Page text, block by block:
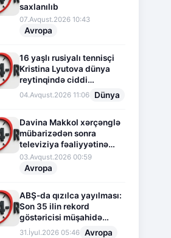
saxlanılıb
07.Avqust.2026 10:43
Avropa
16 yaşlı rusiyalı tennisçi
Kristina Lyutova dünya
reytinqində ciddi
irəliləyişə imza atdı
04.Avqust.2026 11:06 Dünya
Davina Makkol xərçənglə
mübarizədən sonra
televiziya fəaliyyətinə
fasilə verir
03.Avqust.2026 00:59
Avropa
ABŞ-da qızılca yayılması:
Son 35 ilin rekord
göstəricisi müşahidə
olunur
31.İyul.2026 05:46 Avropa